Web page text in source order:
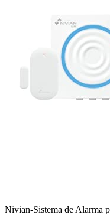
Nivian-Sistema de Alarma